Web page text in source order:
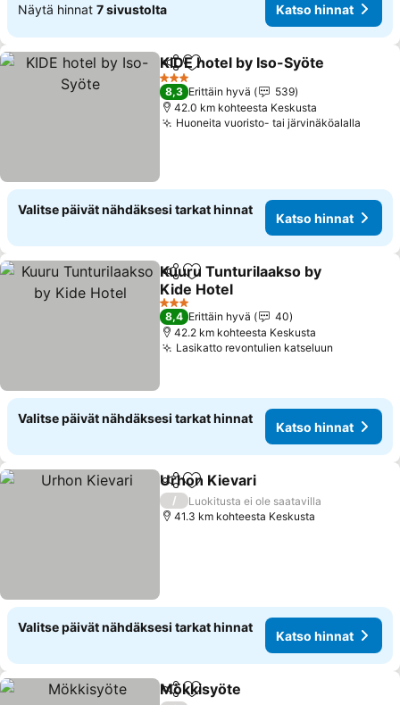
Näytä hinnat 7 sivustolta Katso hinnat
Jaa Lisää suosikkeihin
KIDE hotel by Iso-Syöte
3 Tähtiluokitus
8,3 Erittäin hyvä
539
42.0 km kohteesta Keskusta
Huoneita vuoristo- tai järvinäköalalla
Valitse päivät nähdäksesi tarkat hinnat
Katso hinnat
Jaa Lisää suosikkeihin
Kuuru Tunturilaakso by
Kide Hotel
Katso hinnat
3 Tähtiluokitus
8,4 Erittäin hyvä
40
42.2 km kohteesta Keskusta
Lasikatto revontulien katseluun
Valitse päivät nähdäksesi tarkat hinnat
Katso hinnat
Jaa Lisää suosikkeihin
Urhon Kievari
/
Luokitusta ei ole saatavilla
41.3 km kohteesta Keskusta
Valitse päivät nähdäksesi tarkat hinnat
Katso hinnat
Jaa Lisää suosikkeihin
Mökkisyöte